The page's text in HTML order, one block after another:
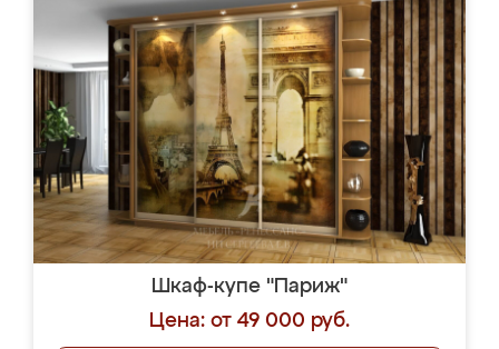
Шкаф-купе "Париж"
Цена: от 49 000 руб.